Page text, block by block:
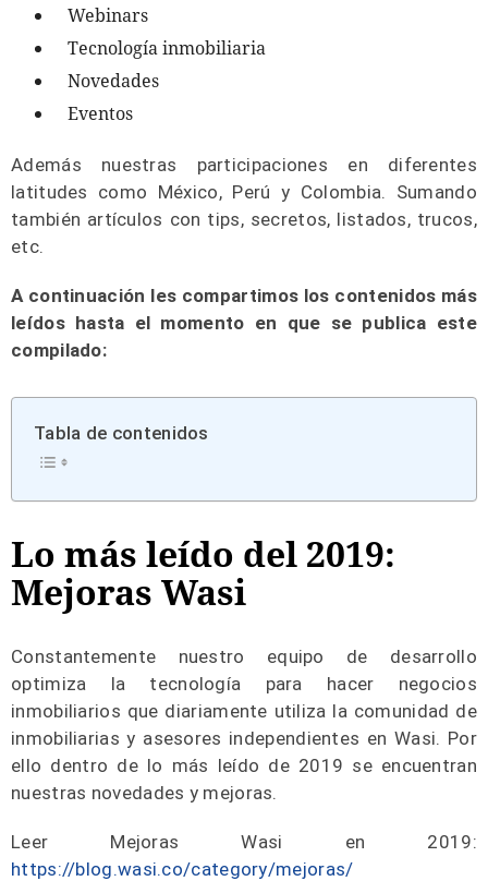
Webinars
Tecnología inmobiliaria
Novedades
Eventos
Además nuestras participaciones en diferentes
latitudes como México, Perú y Colombia. Sumando
también artículos con tips, secretos, listados, trucos,
etc.
A continuación les compartimos los contenidos más
leídos hasta el momento en que se publica este
compilado:
Tabla de contenidos
Lo más leído del 2019:
Mejoras Wasi
Constantemente nuestro equipo de desarrollo
optimiza la tecnología para hacer negocios
inmobiliarios que diariamente utiliza la comunidad de
inmobiliarias y asesores independientes en Wasi. Por
ello dentro de lo más leído de 2019 se encuentran
nuestras novedades y mejoras.
Leer Mejoras Wasi en 2019:
https://blog.wasi.co/category/mejoras/